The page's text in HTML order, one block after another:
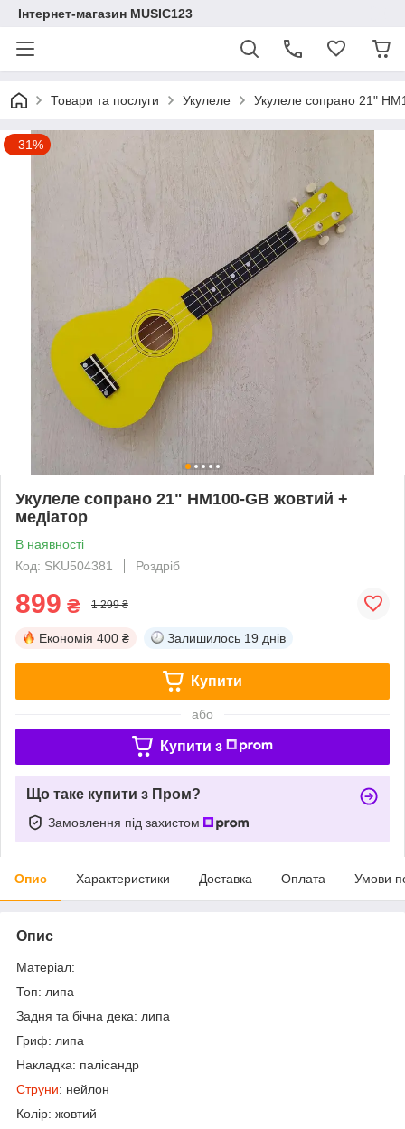
Інтернет-магазин MUSIC123
Товари та послуги Укулеле Укулеле сопрано 21"
–31%
Укулеле сопрано 21" HM100-GB жовтий +
медіатор
В наявності
Код: SKU504381
Роздріб
899 ₴ 1 299 ₴
Економія 400 ₴ Залишилось 19 днів
Купити
або
Купити з
Що таке купити з Пром?
Замовлення під захистом
Опис Характеристики Доставка Оплата Умови
Опис
Матеріал:
Топ: липа
Задня та бічна дека: липа
Гриф: липа
Накладка: палісандр
Струни: нейлон
Колір: жовтий